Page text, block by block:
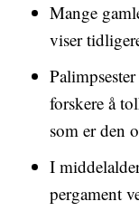
Mange
viser
forskere å
som er den
I
pergament